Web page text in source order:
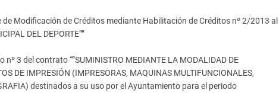
Modificación de Créditos mediante Habilitación de Créditos nº 2/2013 al
DEL DEPORTE””
3 del contrato “”SUMINISTRO MEDIANTE LA MODALIDAD DE
DE IMPRESIÓN (IMPRESORAS, MAQUINAS MULTIFUNCIONALES,
destinados a su uso por el Ayuntamiento para el periodo